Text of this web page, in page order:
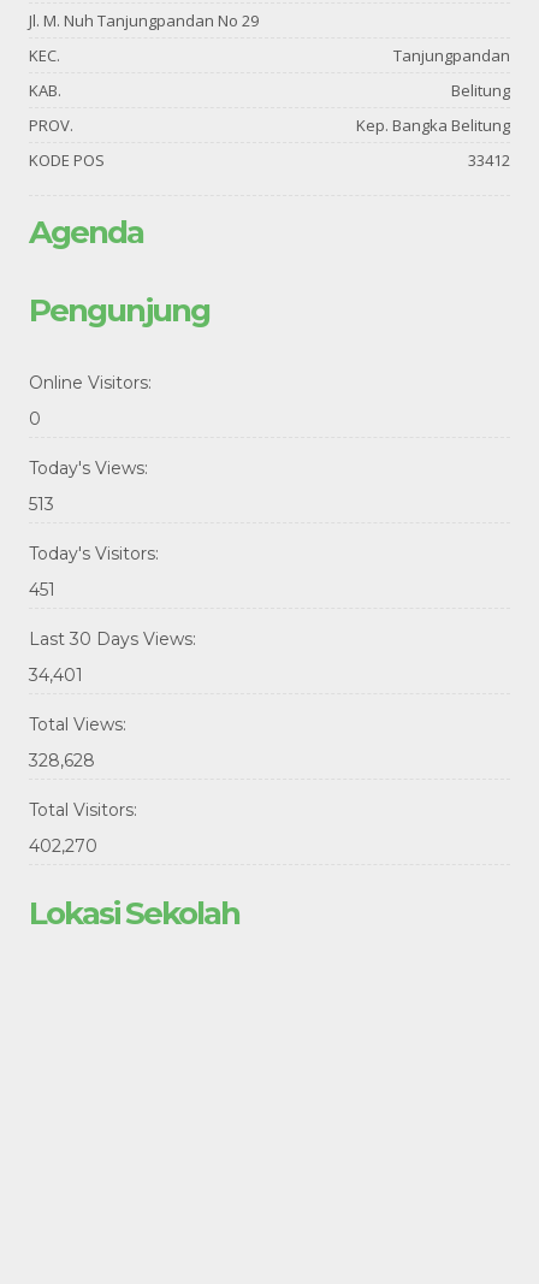
Jl. M. Nuh Tanjungpandan No 29
KEC.
Tanjungpandan
KAB.
Belitung
PROV.
Kep. Bangka Belitung
KODE POS
33412
Agenda
Pengunjung
Online Visitors:
0
Today's Views:
513
Today's Visitors:
451
Last 30 Days Views:
34,401
Total Views:
328,628
Total Visitors:
402,270
Lokasi Sekolah